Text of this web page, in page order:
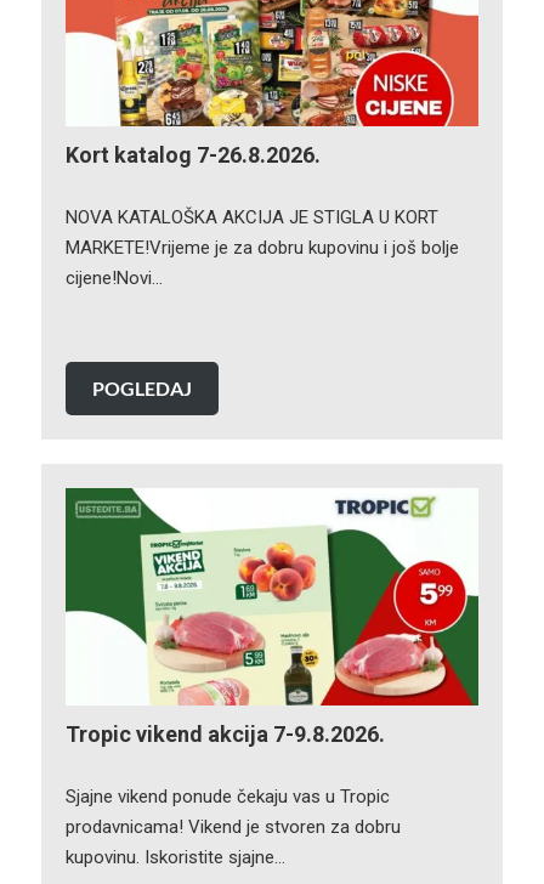
Kort katalog 7-26.8.2026.
NOVA KATALOŠKA AKCIJA JE STIGLA U KORT
MARKETE!Vrijeme je za dobru kupovinu i još bolje
cijene!Novi…
POGLEDAJ
Tropic vikend akcija 7-9.8.2026.
Sjajne vikend ponude čekaju vas u Tropic
prodavnicama! Vikend je stvoren za dobru
kupovinu. Iskoristite sjajne…